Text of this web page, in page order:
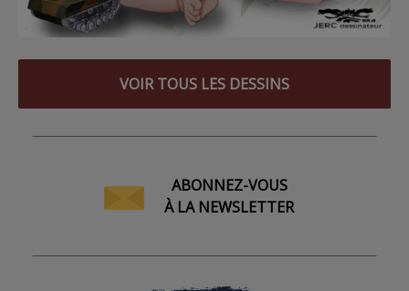
VOIR TOUS LES DESSINS
ABONNEZ-VOUS
À LA NEWSLETTER